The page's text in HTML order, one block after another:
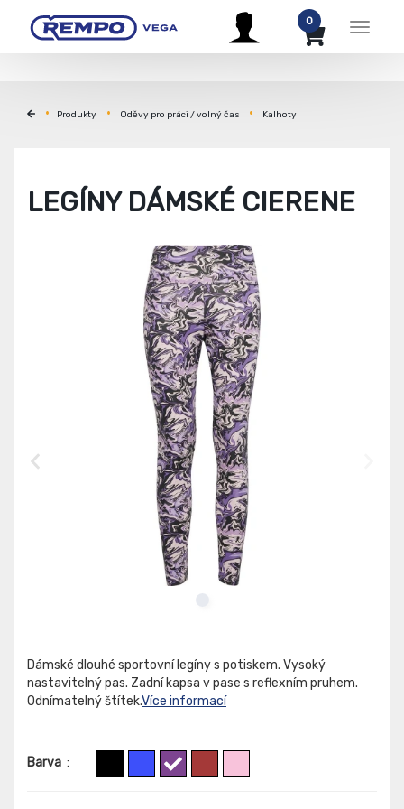
Menu
0
Produkty Oděvy pro práci / volný čas Kalhoty
LEGÍNY DÁMSKÉ CIERENE
Dámské dlouhé sportovní legíny s potiskem. Vysoký
nastavitelný pas. Zadní kapsa v pase s reflexním pruhem.
Odnímatelný štítek.Více informací
Barva :